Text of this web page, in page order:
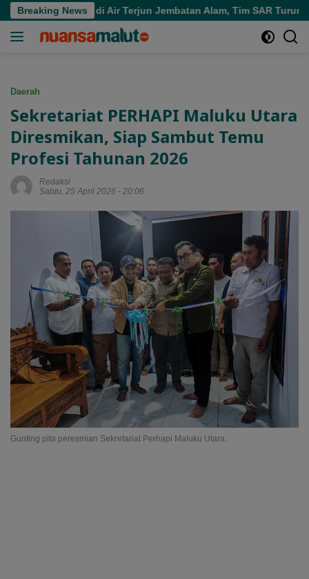
Langsung
ke
Breaking Newsdi Air Terjun Jembatan Alam, Tim SAR Turun Tangan
Daerah
Sekretariat PERHAPI Maluku Utara
Diresmikan, Siap Sambut Temu
Profesi Tahunan 2026
Redaksi
Sabtu, 25 April 2026 - 20:06
Gunting pita peresmian Sekretariat Perhapi Maluku Utara.